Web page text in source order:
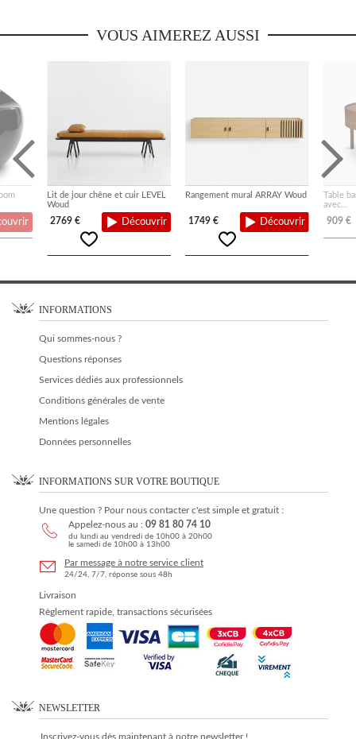
VOUS AIMEREZ AUSSI
Lit de jour chêne et cuir LEVEL
Woud
2769 € Découvrir
Rangement mural ARRAY Woud
1749 € Découvrir
Table
avec...
909 €
INFORMATIONS
Qui sommes-nous ?
Questions réponses
Services dédiés aux professionnels
Conditions générales de vente
Mentions légales
Données personnelles
INFORMATIONS SUR VOTRE BOUTIQUE
Une question ? Pour nous contacter c'est simple et gratuit :
Appelez-nous au : 09 81 80 74 10
du lundi au vendredi de 10h00 à 20h00
le samedi de 10h00 à 13h00
Par message à notre service client
24/24, 7/7, réponse sous 48h
Livraison
Règlement rapide, transactions sécurisées
NEWSLETTER
Inscrivez-vous dès maintenant à notre newsletter !